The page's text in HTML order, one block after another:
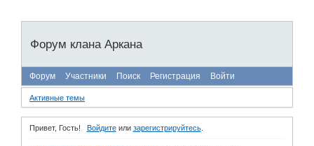
Форум клана Аркана
Форум Участники Поиск Регистрация Войти
Активные темы
Привет, Гость! Войдитеили зарегистрируйтесь.